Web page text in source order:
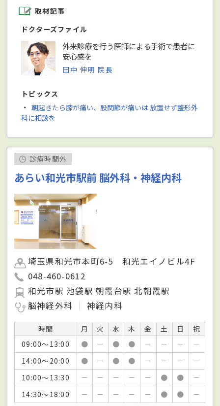
取材記事
ドクターズファイル
外来診療を行う医師による手術で患者に
安心感を
田中 伸明 院長
トピックス
・ 朝起きたら膝が痛い、股関節が痛いは 放置せず整形外
科に相談を
診療時間外
あらい和光市駅前 脳外科・神経内科
埼玉県和光市本町6-5 和光エイノビル4F
048-460-0612
和光市駅 池袋駅 朝霞台駅 北朝霞駅
脳神経外科
神経内科
時間 月 火 水 木 金 土 日
祝
09:00～13:00
● － ● ● － － －
－
14:00～20:00
● － ● ● － － －
－
10:00～13:30
－ － － － － ● ●
－
14:30～18:00
－ － － － － ● ●
－